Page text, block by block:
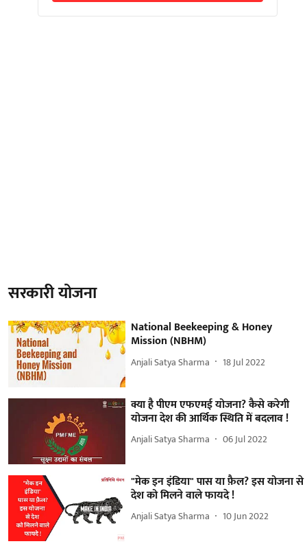
सरकारी योजना
National Beekeeping & Honey
Mission (NBHM)
Anjali Satya Sharma 18 Jul 2022
क्या है पीएम एफएमई योजना? कैसे करेगी
योजना देश की आर्थिक स्थिति में बदलाव !
Anjali Satya Sharma 06 Jul 2022
"मेक इन इंडिया" पास या फ़ैल? इस योजना से
देश को मिलने वाले फायदे !
Anjali Satya Sharma 10 Jun 2022